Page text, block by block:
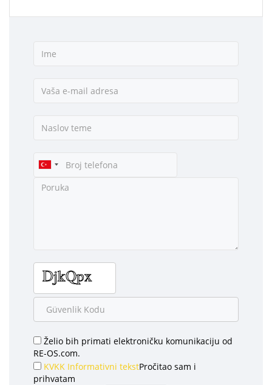
Želio bih primati elektroničku komunikaciju od
RE-OS.com.
KVKK Informativni tekstPročitao sam i
prihvatam